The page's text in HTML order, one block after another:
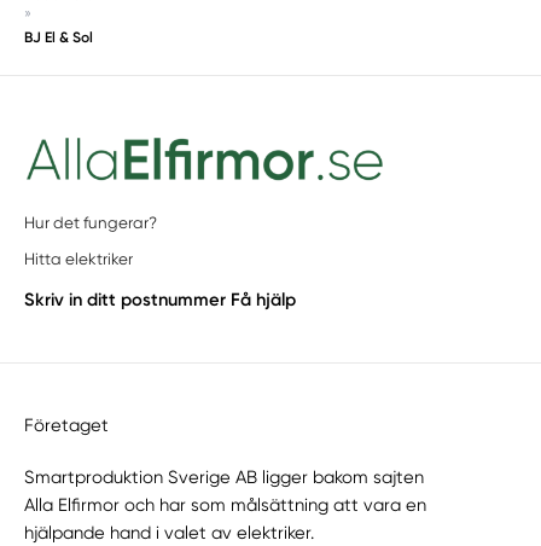
»
BJ El & Sol
Hur det fungerar?
Hitta elektriker
Skriv in ditt postnummer Få hjälp
Företaget
Smartproduktion Sverige AB ligger bakom sajten
Alla Elfirmor och har som målsättning att vara en
hjälpande hand i valet av elektriker.